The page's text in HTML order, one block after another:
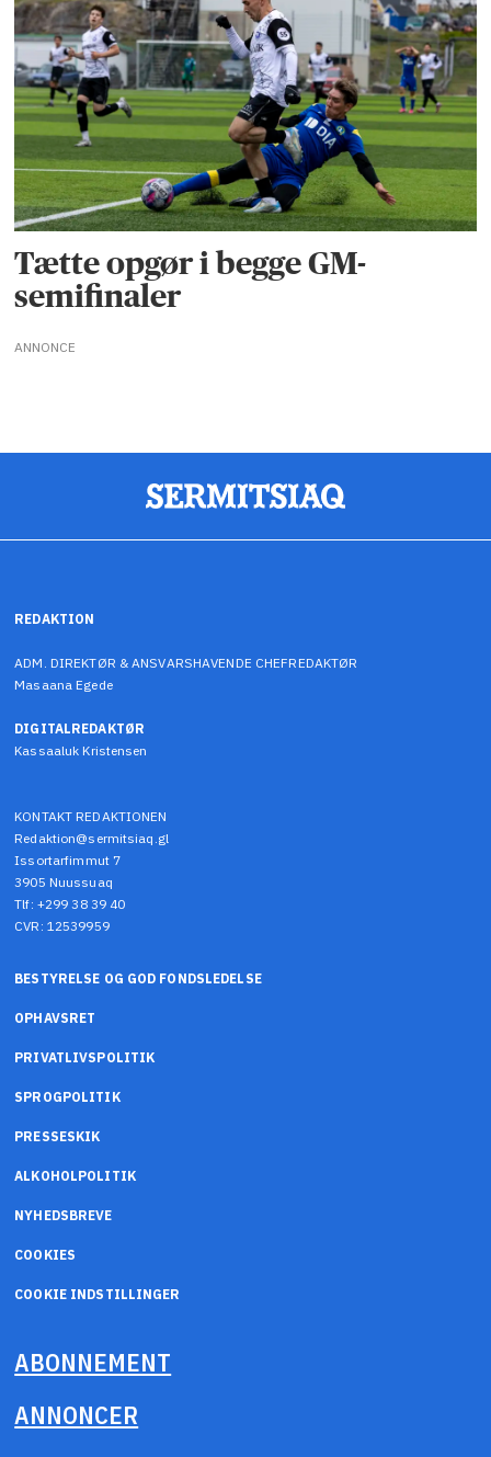
Tætte opgør i begge GM-
semifinaler
ANNONCE
REDAKTION
ADM. DIREKTØR & ANSVARSHAVENDE CHEFREDAKTØR
Masaana Egede
DIGITALREDAKTØR
Kassaaluk Kristensen
KONTAKT REDAKTIONEN
Redaktion@sermitsiaq.gl
Issortarfimmut 7
3905 Nuussuaq
Tlf: +299 38 39 40
CVR: 12539959
BESTYRELSE OG GOD FONDSLEDELSE
OPHAVSRET
PRIVATLIVSPOLITIK
SPROGPOLITIK
PRESSESKIK
ALKOHOLPOLITIK
NYHEDSBREVE
COOKIES
COOKIE INDSTILLINGER
ABONNEMENT
ANNONCER